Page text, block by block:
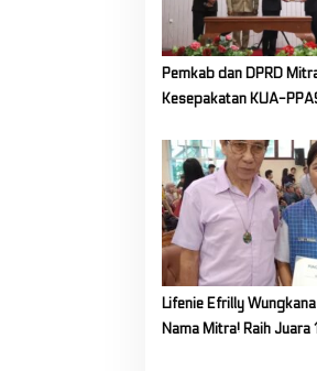
Pemkab dan DPRD
Kesepakatan KUA-
Lifenie Efrilly
Nama Mitra! Raih Juara